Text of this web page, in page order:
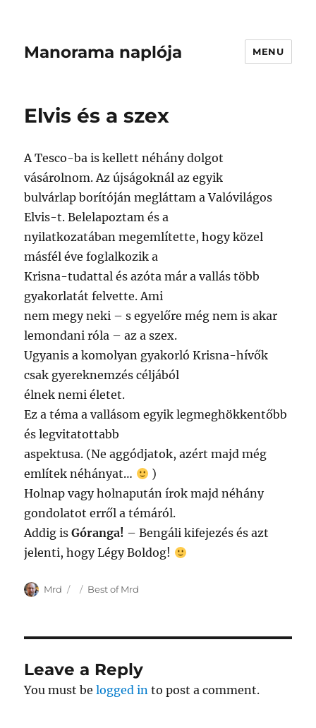
Manorama naplója MENU
Elvis és a szex
A Tesco-ba is kellett néhány dolgot
vásárolnom. Az újságoknál az egyik
bulvárlap borítóján megláttam a Valóvilágos
Elvis-t. Belelapoztam és a
nyilatkozatában megemlítette, hogy közel
másfél éve foglalkozik a
Krisna-tudattal és azóta már a vallás több
gyakorlatát felvette. Ami
nem megy neki – s egyelőre még nem is akar
lemondani róla – az a szex.
Ugyanis a komolyan gyakorló Krisna-hívők
csak gyereknemzés céljából
élnek nemi életet.
Ez a téma a vallásom egyik legmeghökkentőbb
és legvitatottabb
aspektusa. (Ne aggódjatok, azért majd még
említek néhányat…
)
Holnap vagy holnapután írok majd néhány
gondolatot erről a témáról.
Addig isGóranga! – Bengáli kifejezés és azt
jelenti, hogy Légy Boldog!
Author
Mrd
Posted
Categories
Best of Mrd
Leave a Reply
You must belogged in to post a comment.